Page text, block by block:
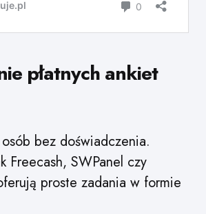
płatnych ankiet
bez doświadczenia.
Freecash, SWPanel czy
proste zadania w formie